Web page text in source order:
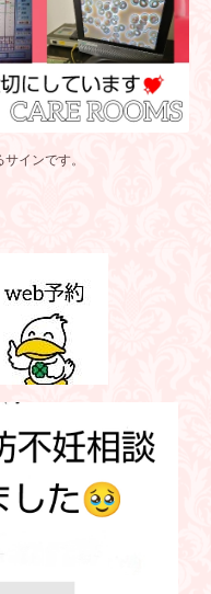
インです。